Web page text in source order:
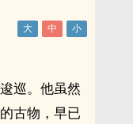
巡。他虽然
古物，早已